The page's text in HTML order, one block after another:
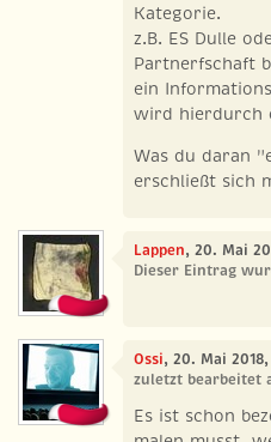
Kategorie.
z.B. ES Dulle
Partnerfschaft
ein
wird hierdurch
Was du daran
erschließt sich
Lappen, 20. Mai
Dieser Eintrag
Ossi, 20. Mai 2018,
zuletzt bearbeitet
Es ist schon